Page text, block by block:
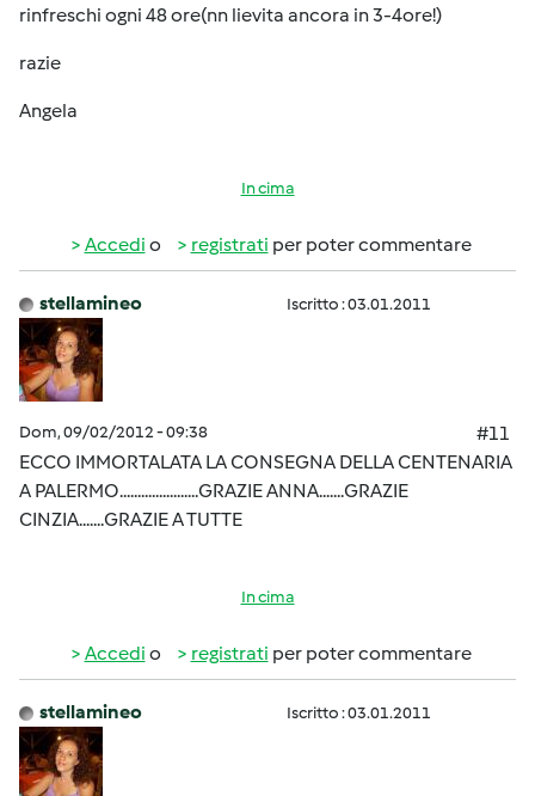
rinfreschi ogni 48 ore(nn lievita ancora in 3-4ore!)
razie
Angela
In cima
Accedi o registrati per poter commentare
stellamineo Iscritto : 03.01.2011
Dom, 09/02/2012 - 09:38
#11
ECCO IMMORTALATA LA CONSEGNA DELLA CENTENARIA
A PALERMO......................GRAZIE ANNA.......GRAZIE
CINZIA.......GRAZIE A TUTTE
In cima
Accedi o registrati per poter commentare
stellamineo Iscritto : 03.01.2011